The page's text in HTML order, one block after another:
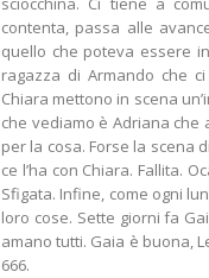
contenta, passa alle
quello che poteva essere
ragazza di Armando che
Chiara mettono in scena
che vediamo è Adriana che
per la cosa. Forse la scena
ce l’ha con Chiara. Fallita.
Sfigata. Infine, come ogni
loro cose. Sette giorni fa
amano tutti. Gaia è buona,
666.